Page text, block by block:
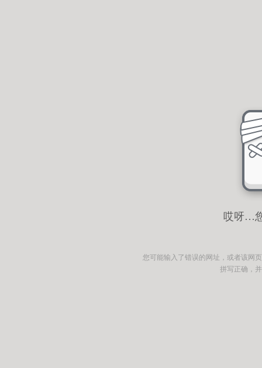
哎呀…
您可能输入了错误的网址，或者该网
拼写正确，